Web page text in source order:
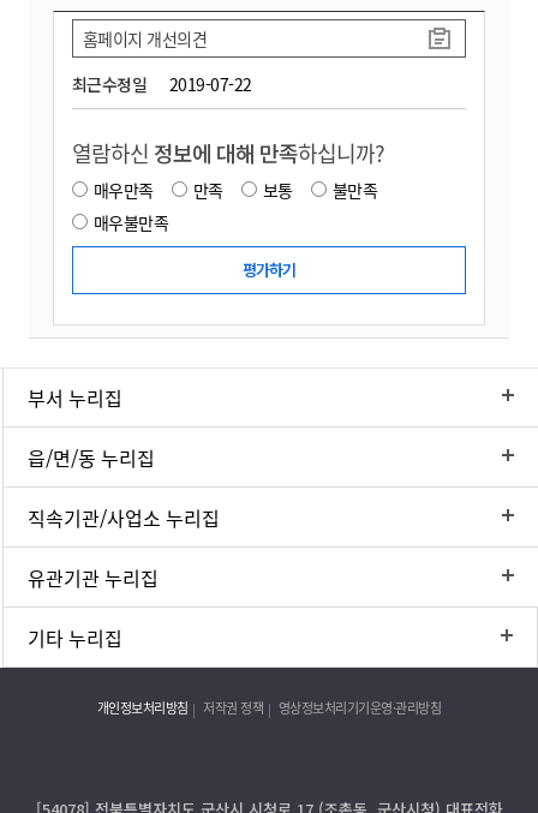
최근수정일 2019-07-22
홈페이지 개선의견
열람하신 정보에 대해 만족하십니까?
매우만족 만족 보통
불만족
매우불만족
부서 누리집
읍/면/동 누리집
직속기관/사업소 누리집
유관기관 누리집
기타 누리집
개인정보처리방침 저작권 정책 영상정보처리기기운영·관리방침
[54078] 전북특별자치도 군산시 시청로 17 (조촌동, 군산시청) 대표전화